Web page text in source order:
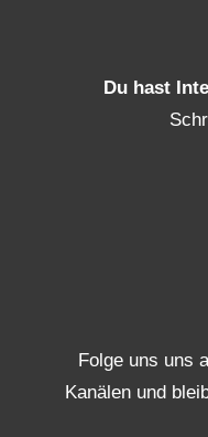
Du hast
Folge uns uns
Kanälen und